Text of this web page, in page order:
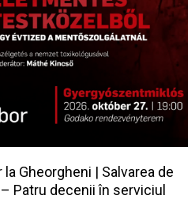
la Gheorgheni | Salvarea de
Patru decenii în serviciul